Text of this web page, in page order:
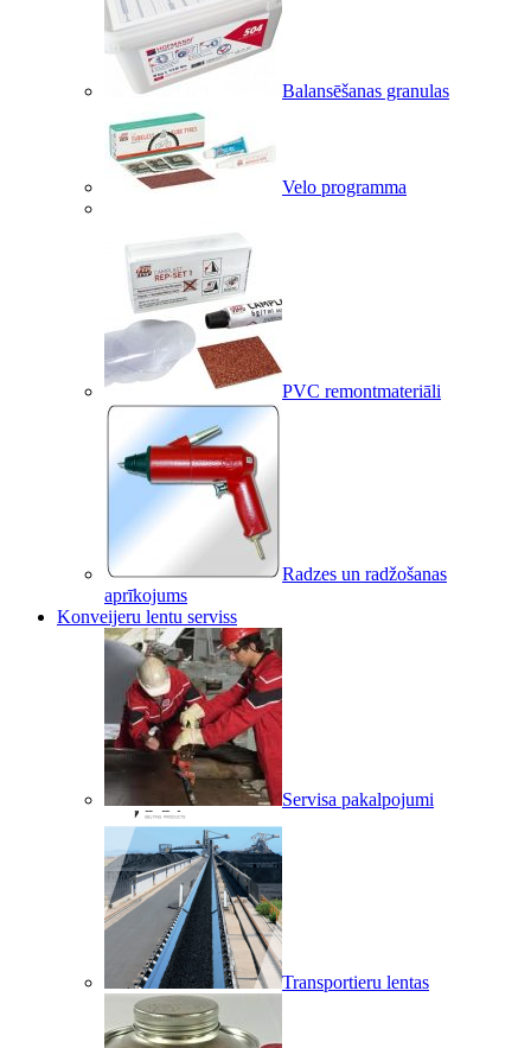
Balansēšanas granulas
Velo programma
PVC remontmateriāli
Radzes un radžošanas
aprīkojums
Konveijeru lentu serviss
Servisa pakalpojumi
Transportieru lentas